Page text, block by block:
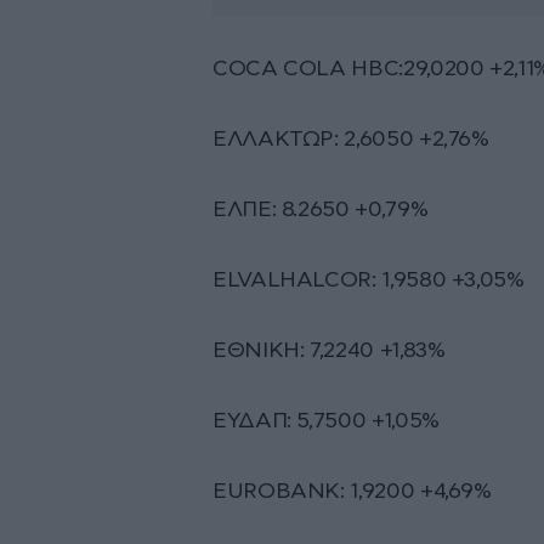
COCA COLA HBC:29,0200
ΕΛΛΑΚΤΩΡ: 2,6050 +2,76%
ΕΛΠΕ: 8.2650 +0,79%
ELVALHALCOR: 1,9580 +3,05%
ΕΘΝΙΚΗ: 7,2240 +1,83%
ΕΥΔΑΠ: 5,7500 +1,05%
EUROBANK: 1,9200 +4,69%